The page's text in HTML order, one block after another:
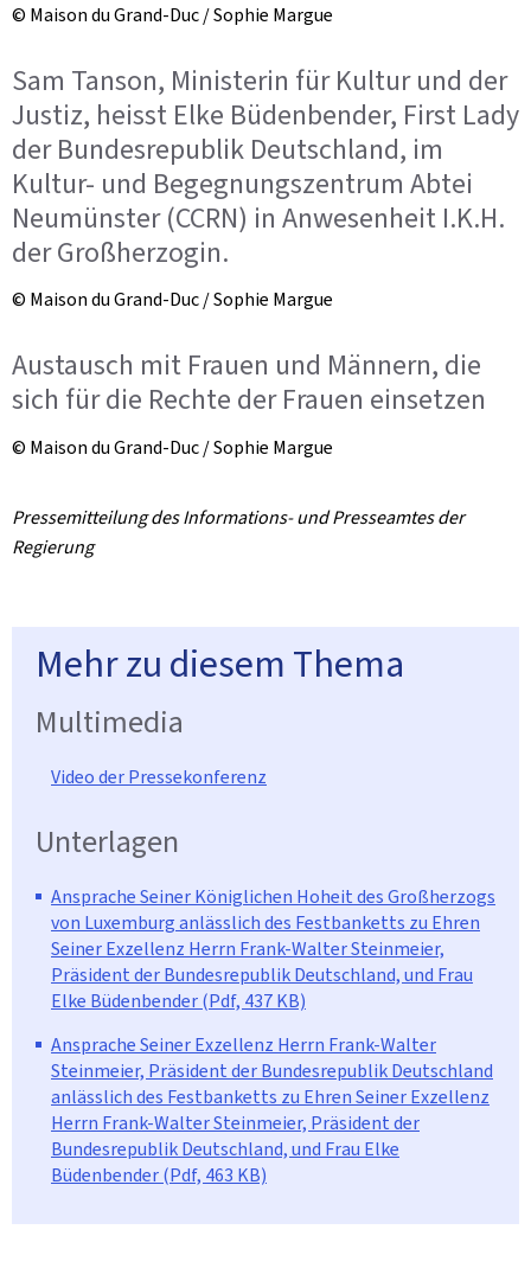
© Maison du Grand-Duc / Sophie Margue
Sam Tanson, Ministerin für Kultur und der
Justiz, heisst Elke Büdenbender, First Lady
der Bundesrepublik Deutschland, im
Kultur- und Begegnungszentrum Abtei
Neumünster (CCRN) in Anwesenheit I.K.H.
der Großherzogin.
© Maison du Grand-Duc / Sophie Margue
Austausch mit Frauen und Männern, die
sich für die Rechte der Frauen einsetzen
© Maison du Grand-Duc / Sophie Margue
Pressemitteilung des Informations- und Presseamtes der
Regierung
Mehr zu diesem Thema
Multimedia
Video der Pressekonferenz
Unterlagen
Ansprache Seiner Königlichen Hoheit des Großherzogs
von Luxemburg anlässlich des Festbanketts zu Ehren
Seiner Exzellenz Herrn Frank-Walter Steinmeier,
Präsident der Bundesrepublik Deutschland, und Frau
Elke Büdenbender (Pdf, 437 KB)
Ansprache Seiner Exzellenz Herrn Frank-Walter
Steinmeier, Präsident der Bundesrepublik Deutschland
anlässlich des Festbanketts zu Ehren Seiner Exzellenz
Herrn Frank-Walter Steinmeier, Präsident der
Bundesrepublik Deutschland, und Frau Elke
Büdenbender (Pdf, 463 KB)